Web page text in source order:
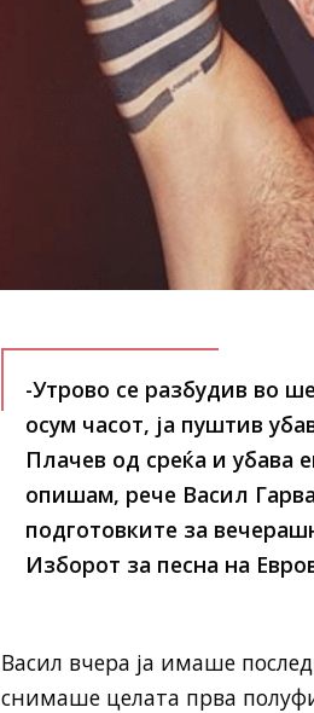
-Утрово се разбудив во
осум часот, ја пуштив
Плачев од среќа и убава
опишам, рече Васил
подготовките за
Изборот за песна на
Васил вчера ја имаше
снимаше целата прва